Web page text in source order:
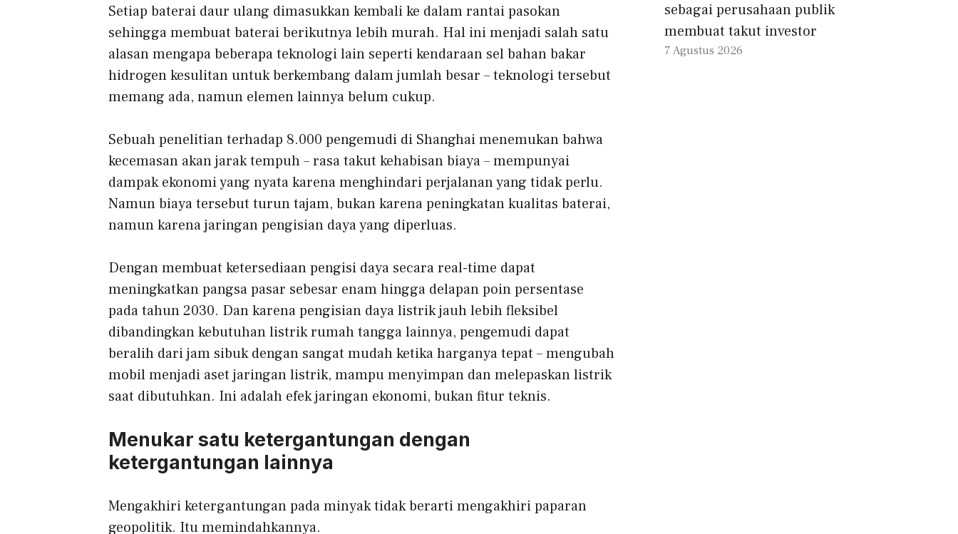
Setiap baterai daur ulang dimasukkan kembali ke dalam rantai pasokan
sehingga membuat baterai berikutnya lebih murah. Hal ini menjadi salah satu
alasan mengapa beberapa teknologi lain seperti kendaraan sel bahan bakar
hidrogen kesulitan untuk berkembang dalam jumlah besar – teknologi tersebut
memang ada, namun elemen lainnya belum cukup.
Sebuah penelitian terhadap 8.000 pengemudi di Shanghai menemukan bahwa
kecemasan akan jarak tempuh – rasa takut kehabisan biaya – mempunyai
dampak ekonomi yang nyata karena menghindari perjalanan yang tidak perlu.
Namun biaya tersebut turun tajam, bukan karena peningkatan kualitas baterai,
namun karena jaringan pengisian daya yang diperluas.
Dengan membuat ketersediaan pengisi daya secara real-time dapat
meningkatkan pangsa pasar sebesar enam hingga delapan poin persentase
pada tahun 2030. Dan karena pengisian daya listrik jauh lebih fleksibel
dibandingkan kebutuhan listrik rumah tangga lainnya, pengemudi dapat
beralih dari jam sibuk dengan sangat mudah ketika harganya tepat – mengubah
mobil menjadi aset jaringan listrik, mampu menyimpan dan melepaskan listrik
saat dibutuhkan. Ini adalah efek jaringan ekonomi, bukan fitur teknis.
Menukar satu ketergantungan dengan
ketergantungan lainnya
Mengakhiri ketergantungan pada minyak tidak berarti mengakhiri paparan
geopolitik. Itu memindahkannya.
sebagai perusahaan publik
membuat takut investor
7 Agustus 2026